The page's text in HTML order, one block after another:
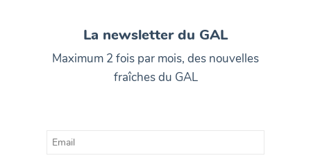
La newsletter du GAL
Maximum 2 fois par mois, des nouvelles
fraîches du GAL